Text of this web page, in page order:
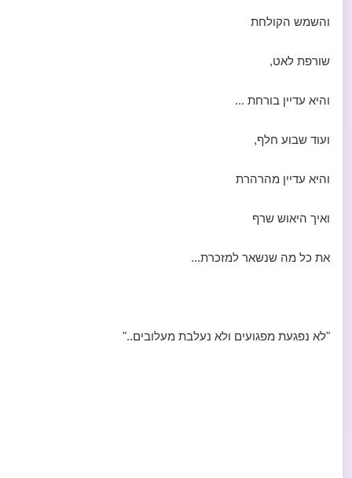
והשמש הקולחת
שורפת לאט,
והיא עדיין בורחת ...
ועוד שבוע חלף,
והיא עדיין מהרהרת
ואיך היאוש שרף
את כל מה שנשאר למזכרת...
"לא נפגעת מפגועים ולא נעלבת מעלובים.."